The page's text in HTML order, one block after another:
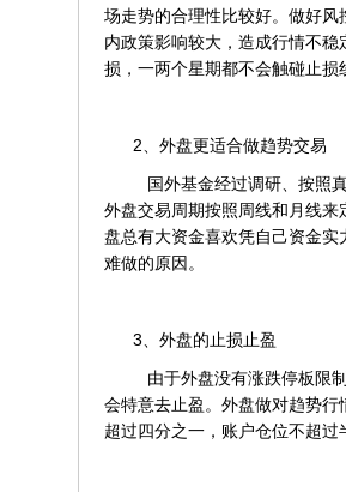
场走势的合理性比较好。做好
内政策影响较大，造成行情不
损，一两个星期都不会触碰止损
2、外盘更适合做趋势交易
国外基金经过调研、按照
外盘交易周期按照周线和月线
盘总有大资金喜欢凭自己资金
难做的原因。
3、外盘的止损止盈
由于外盘没有涨跌停板限
会特意去止盈。外盘做对趋势
超过四分之一，账户仓位不超过